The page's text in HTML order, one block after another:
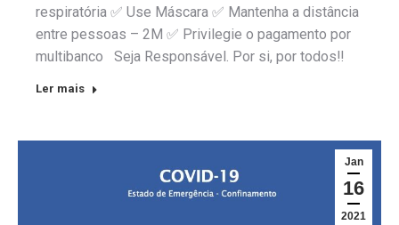
respiratória ✅ Use Máscara ✅ Mantenha a distância
entre pessoas – 2M ✅ Privilegie o pagamento por
multibanco Seja Responsável. Por si, por todos‼️
Ler mais
Jan
16
2021